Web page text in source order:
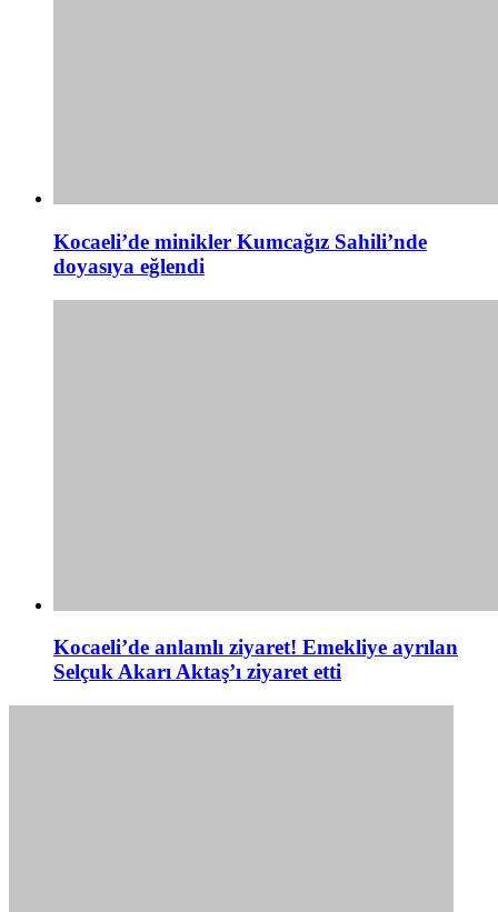
Kocaeli’de minikler Kumcağız Sahili’nde
doyasıya eğlendi
Kocaeli’de anlamlı ziyaret! Emekliye ayrılan
Selçuk Akarı Aktaş’ı ziyaret etti